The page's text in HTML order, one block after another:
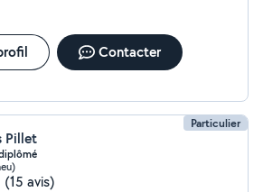
Contacter
Particulier
Pillet
(15 avis)